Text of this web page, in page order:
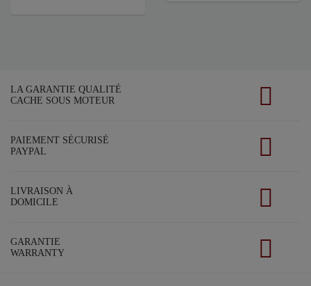
LA GARANTIE QUALITÉ
CACHE SOUS MOTEUR
PAIEMENT SÉCURISÉ
PAYPAL
LIVRAISON À
DOMICILE
GARANTIE
WARRANTY